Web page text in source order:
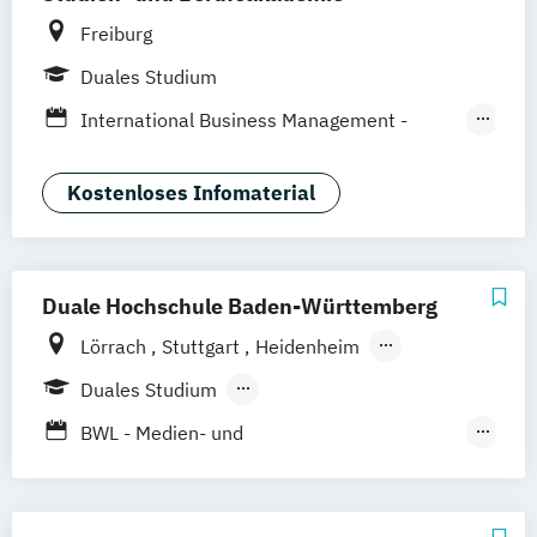
Online-Marketing & Marketingmanagement
Public Relations Hochschulzertifikat
Veranstaltungsökonom (FH)
Vertriebsmanagement
Werbe- und Medienpsychologie
Wirtschaftspsychologie
Freiburg
Duales Studium
International Business Management -
International Business Management -
Marketing
Kostenloses Infomaterial
Duale Hochschule Baden-Württemberg
Lörrach Stuttgart
Heidenheim
Heilbronn
Mannheim
Villingen-Schwennigen
Duales Studium
Berufsbegleitendes Präsenzstudium
BWL - Medien- und